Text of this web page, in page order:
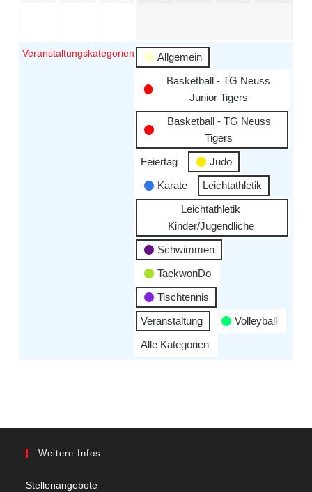
Veranstaltungskategorien
Allgemein
Basketball - TG Neuss
Junior Tigers
Basketball - TG Neuss
Tigers
Feiertag
Judo
Karate
Leichtathletik
Leichtathletik
Kinder/Jugendliche
Schwimmen
TaekwonDo
Tischtennis
Veranstaltung
Volleyball
Alle Kategorien
Weitere Infos
Stellenangebote